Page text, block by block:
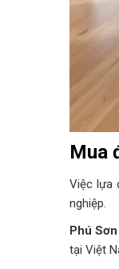
Mua
Việc lựa
nghiệp.
Phú
tại Việt